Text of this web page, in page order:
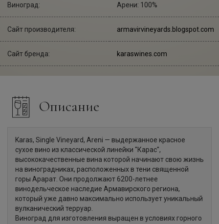
Виноград: Арени: 100%
Сайт производителя: armavirvineyards.blogspot.com
Сайт бренда: karaswines.com
Описание
Karas, Single Vineyard, Areni — выдержанное красное
сухое вино из классической линейки "Карас",
высококачественные вина которой начинают свою жизнь
на виноградниках, расположенных в тени священной
горы Арарат. Они продолжают 6200-летнее
винодельческое наследие Армавирского региона,
который уже давно максимально использует уникальный
вулканический терруар.
Виноград для изготовления выращен в условиях горного